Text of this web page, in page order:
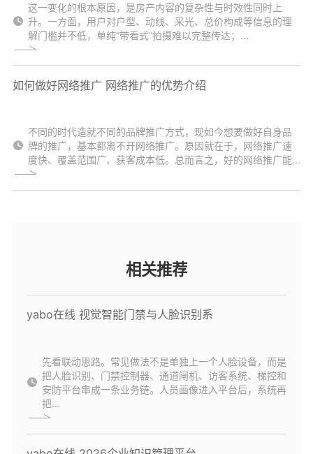
这一变化的根本原因，是房产内容的复杂性与时效性同时上
升。一方面，用户对户型、动线、采光、总价构成等信息的理
解门槛并不低，单纯“带看式”拍摄难以完整传达；...
如何做好网络推广 网络推广的优势介绍
不同的时代造就不同的品牌推广方式，现如今想要做好自身品
牌的推广，基本都离不开网络推广。原因就在于，网络推广速
度快、覆盖范围广、获客成本低。总而言之，好的网络推广能...
相关推荐
yabo在线 视觉智能门禁与人脸识别系
先看联动思路。常见做法不是单独上一个人脸设备，而是
把人脸识别、门禁控制器、通道闸机、访客系统、梯控和
安防平台串成一条业务链。人员画像进入平台后，系统再
把...